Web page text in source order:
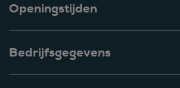
Openingstijden
Bedrijfsgegevens